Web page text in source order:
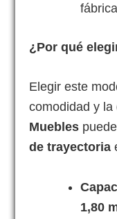
¿Por qué
Elegir este
comodidad y
Muebles
de trayectoria
1,80